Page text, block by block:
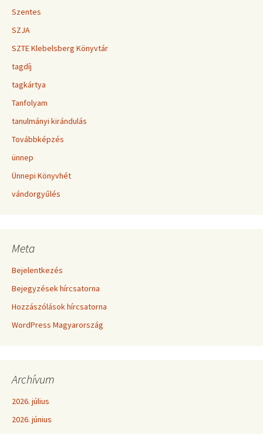
Szentes
SZJA
SZTE Klebelsberg Könyvtár
tagdíj
tagkártya
Tanfolyam
tanulmányi kirándulás
Továbbképzés
ünnep
Ünnepi Könyvhét
vándorgyűlés
Meta
Bejelentkezés
Bejegyzések hírcsatorna
Hozzászólások hírcsatorna
WordPress Magyarország
Archívum
2026. július
2026. június